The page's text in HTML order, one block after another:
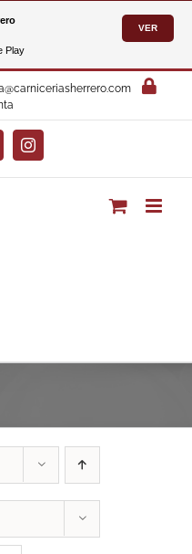
Play
VER
Instagram